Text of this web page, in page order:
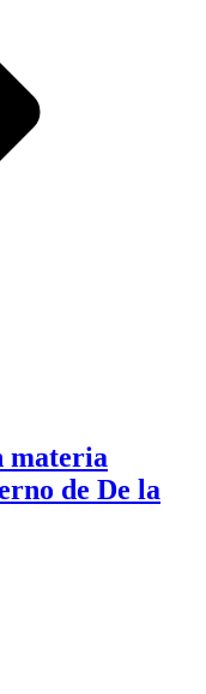
materia
de De la